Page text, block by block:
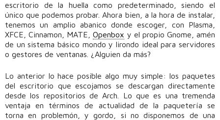
escritorio de la huella como predeterminado, siendo el
único que podemos probar. Ahora bien, a la hora de instalar,
tenemos un amplio abanico donde escoger, con Plasma,
XFCE, Cinnamon, MATE,Openbox y el propio Gnome, amén
de un sistema básico mondo y lirondo ideal para servidores
o gestores de ventanas. ¿Alguien da más?
Lo anterior lo hace posible algo muy simple: los paquetes
del escritorio que escojamos se descargan directamente
desde los repositorios de Arch. Lo que es una tremenda
ventaja en términos de actualidad de la paquetería se
torna en problemón, y gordo, si no disponemos de una